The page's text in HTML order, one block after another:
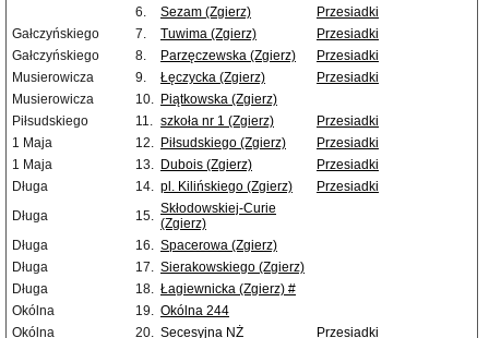
6. Sezam (Zgierz)
Przesiadki
Gałczyńskiego
7. Tuwima (Zgierz)
Przesiadki
Gałczyńskiego
8. Parzęczewska (Zgierz)
Przesiadki
Musierowicza
9. Łęczycka (Zgierz)
Przesiadki
Musierowicza
10. Piątkowska (Zgierz)
Piłsudskiego
11. szkoła nr 1 (Zgierz)
Przesiadki
1 Maja
12. Piłsudskiego (Zgierz)
Przesiadki
1 Maja
13. Dubois (Zgierz)
Przesiadki
Długa
14. pl. Kilińskiego (Zgierz)
Przesiadki
Długa
15. Skłodowskiej-Curie
(Zgierz)
Długa
16. Spacerowa (Zgierz)
Długa
17. Sierakowskiego (Zgierz)
Długa
18. Łagiewnicka (Zgierz) #
Okólna
19. Okólna 244
Okólna
20. Secesyjna NŻ
Przesiadki